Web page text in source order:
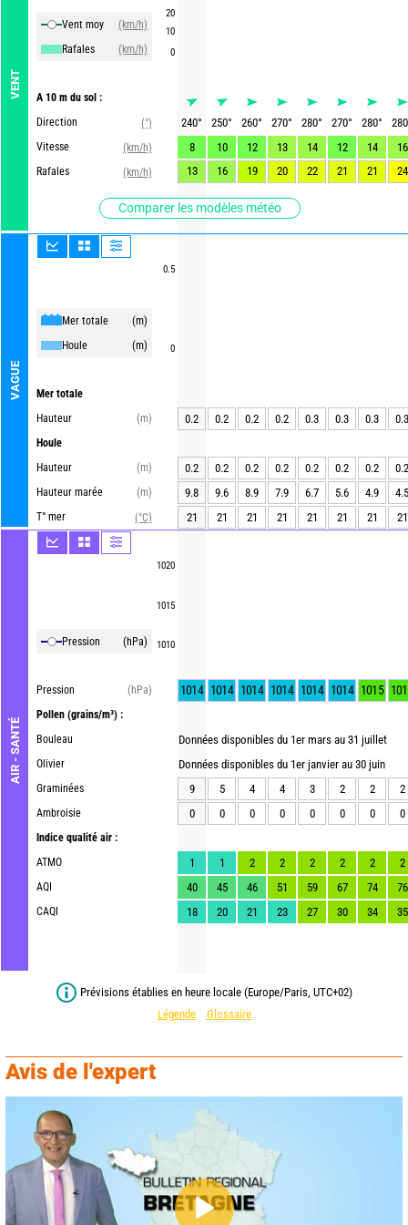
VENT
Vent moy
(km/h)
Rafales
(km/h)
A 10 m du sol :
Direction
(°)
Vitesse
(km/h)
Rafales
(km/h)
Comparer les modèles météo
VAGUE
Mer totale
(m)
Houle
(m)
Mer totale
Hauteur
(m)
Houle
Hauteur
(m)
Hauteur marée
(m)
T° mer
(°C)
AIR - SANTÉ
Pression (hPa)
Pression
(hPa)
Pollen (grains/m³) :
Bouleau
Olivier
Graminées
Ambroisie
Indice qualité air :
ATMO
AQI
CAQI
20
10
0
0.5
0
1020
1015
1010
240° 250° 260° 270° 280° 270° 280°
280
8
10 12 13 14 12 14
16
13
16 19 20 22 21 21 24
0.2 0.2 0.2 0.2 0.3 0.3 0.3 0.3
0.2 0.2 0.2 0.2 0.2 0.2 0.2
0.2
9.8
9.6 8.9 7.9 6.7 5.6 4.9
4.5
21
21 21 21 21 21 21 21
1014 1014 1014 1014 1014 1014 1015
Données disponibles du 1er mars au 31 juillet
Données disponibles du 1er janvier au 30 juin
9
5 4 4 3 2 2
2
0
0 0 0 0 0 0 0
1 1 2 2 2 2 2
2
40
45 46 51 59 67 74
76
18
20 21 23 27 30 34 35
Prévisions établies en heure locale (Europe/Paris, UTC+02)
Légende
Glossaire
Avis de l'expert